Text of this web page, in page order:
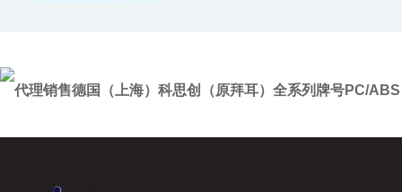
代理销售德国（上海）科思创（原拜耳）全系列牌号PC/ABS